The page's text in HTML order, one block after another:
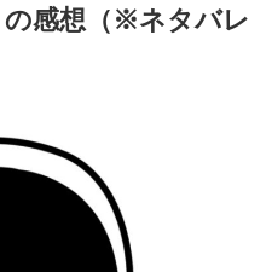
の感想（※ネタバレ